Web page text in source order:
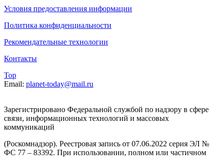
Условия предоставления информации
Политика конфиденциальности
Рекомендательные технологии
Контакты
Top
Email: planet-today@mail.ru
Зарегистрировано Федеральной службой по надзору в сфере
связи, информационных технологий и массовых
коммуникаций
(Роскомнадзор). Реестровая запись от 07.06.2022 серия ЭЛ №
ФС 77 – 83392. При использовании, полном или частичном